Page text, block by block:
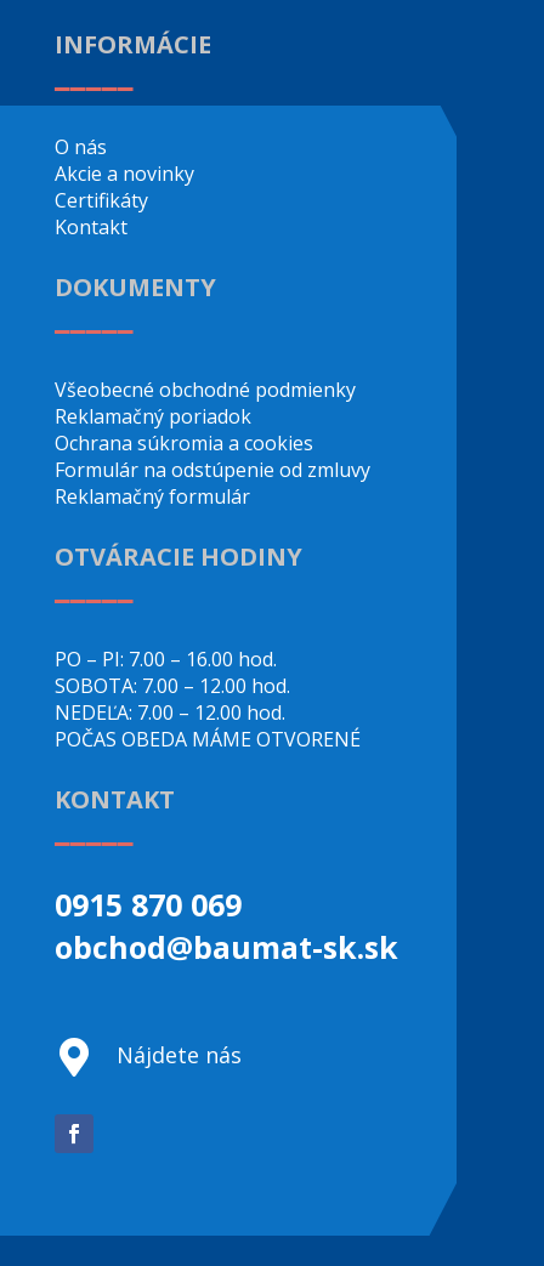
INFORMÁCIE
O nás
Akcie a novinky
Certifikáty
Kontakt
DOKUMENTY
Všeobecné obchodné podmienky
Reklamačný poriadok
Ochrana súkromia a cookies
Formulár na odstúpenie od zmluvy
Reklamačný formulár
OTVÁRACIE HODINY
PO – PI: 7.00 – 16.00 hod.
SOBOTA: 7.00 – 12.00 hod.
NEDEĽA: 7.00 – 12.00 hod.
POČAS OBEDA MÁME OTVORENÉ
KONTAKT
0915 870 069
obchod@baumat-sk.sk
 Nájdete nás